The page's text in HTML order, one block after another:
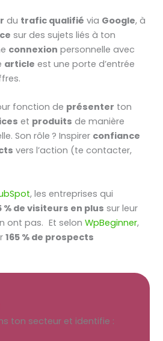
du trafic qualifié via Google, à
sur des sujets liés à ton
connexion personnelle avec
article est une porte d’entrée
fonction de présenter ton
et produits de manière
Son rôle ? Inspirer confiance
vers l’action (te contacter,
, les entreprises qui
% de visiteurs en plus sur leur
ont pas. Et selonWpBeginner,
165 % de prospects
ton secteur et identifie :